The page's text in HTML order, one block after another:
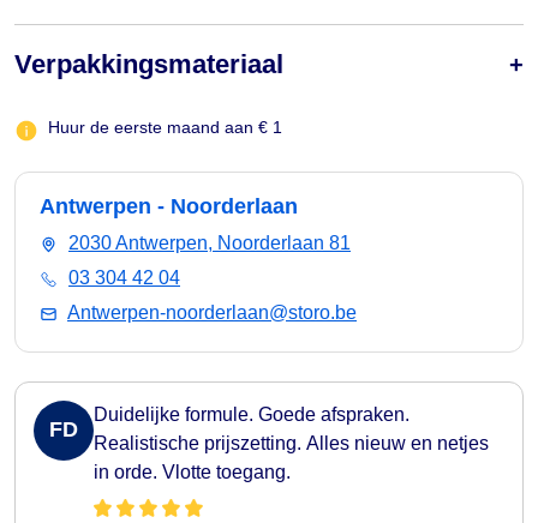
Verpakkingsmateriaal
Huur de eerste maand aan € 1
Antwerpen - Noorderlaan
2030 Antwerpen, Noorderlaan 81
03 304 42 04
Antwerpen-noorderlaan@storo.be
FD
Duidelijke formule. Goede afspraken.
Realistische prijszetting. Alles nieuw en netjes
in orde. Vlotte toegang.